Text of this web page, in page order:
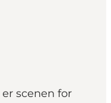
scenen for